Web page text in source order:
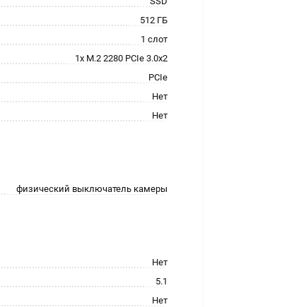
512 ГБ
1 слот
1x M.2 2280 PCIe 3.0x2
PCIe
Нет
Нет
физический выключатель камеры
Нет
5.1
Нет